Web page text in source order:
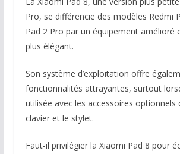
Pro, se différencie des modèles Redmi
Pad 2 Pro par un équipement amélioré
plus élégant.
Son système d’exploitation offre
fonctionnalités attrayantes, surtout
utilisée avec les accessoires optionnels
clavier et le stylet.
Faut-il privilégier la Xiaomi Pad 8 pour